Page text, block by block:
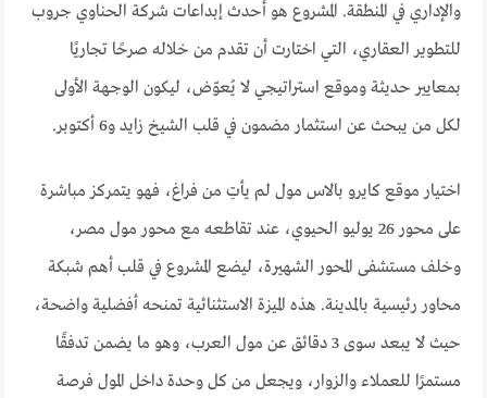
والإداري في المنطقة. المشروع هو أحدث إبداعات شركة الحناوي جروب
للتطوير العقاري، التي اختارت أن تقدم من خلاله صرحًا تجاريًا
بمعايير حديثة وموقع استراتيجي لا يُعوّض، ليكون الوجهة الأولى
لكل من يبحث عن استثمار مضمون في قلب الشيخ زايد و6 أكتوبر.
اختيار موقع كايرو بالاس مول لم يأتِ من فراغ، فهو يتمركز مباشرة
على محور 26 يوليو الحيوي، عند تقاطعه مع محور مول مصر،
وخلف مستشفى المحور الشهيرة، ليضع المشروع في قلب أهم شبكة
محاور رئيسية بالمدينة. هذه الميزة الاستثنائية تمنحه أفضلية واضحة،
حيث لا يبعد سوى 3 دقائق عن مول العرب، وهو ما يضمن تدفقًا
مستمرًا للعملاء والزوار، ويجعل من كل وحدة داخل المول فرصة